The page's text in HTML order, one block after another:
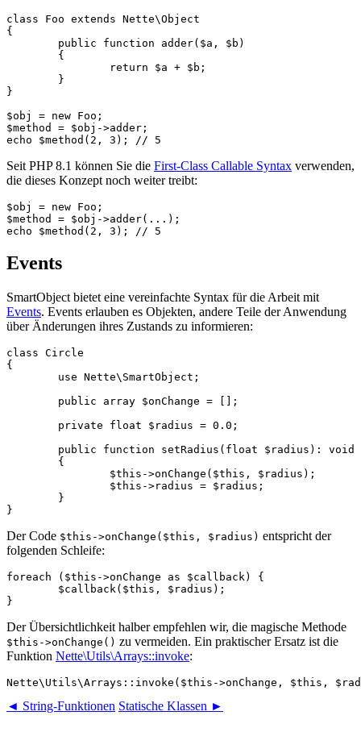
class Foo extends Nette\Object
{
}
$obj = new Foo;
$method = $obj->adder;
Seit PHP 8.1 können Sie die First-Class Callable Syntax verwenden,
die dieses Konzept noch weiter treibt:
$obj = new Foo;
$method = $obj->adder(...);
Events
SmartObject bietet eine vereinfachte Syntax für die Arbeit mit
Events. Events erlauben es Objekten, andere Teile der Anwendung
über Änderungen ihres Zustands zu informieren:
class Circle
{
Der Code $this->onChange($this, $radius) entspricht der
folgenden Schleife:
foreach ($this->onChange as $callback) {
Der Übersichtlichkeit halber empfehlen wir, die magische Methode
$this->onChange() zu vermeiden. Ein praktischer Ersatz ist die
Funktion Nette\Utils\Arrays::invoke:
◄ String-Funktionen Statische Klassen ►